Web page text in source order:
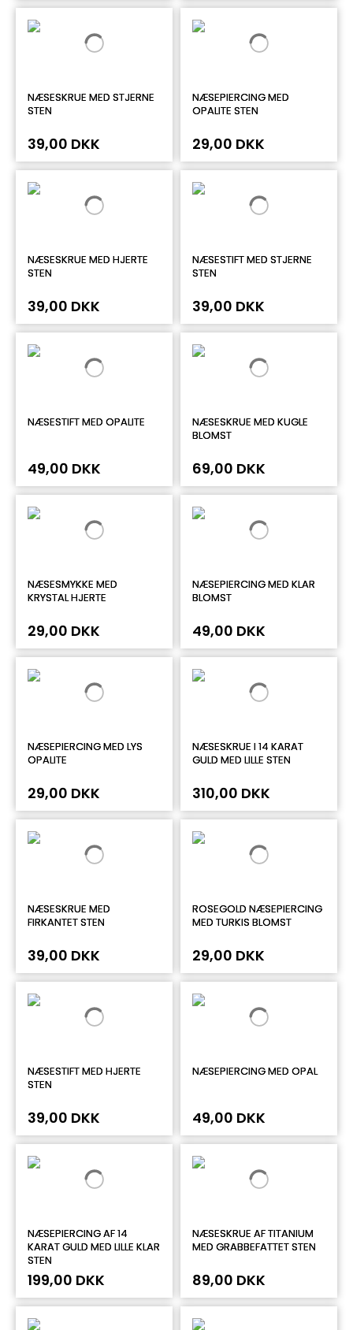
NÆSESKRUE MED STJERNE
STEN
39,00 DKK
NÆSEPIERCING MED
OPALITE STEN
29,00 DKK
NÆSESKRUE MED HJERTE
STEN
39,00 DKK
NÆSESTIFT MED STJERNE
STEN
39,00 DKK
NÆSESTIFT MED OPALITE
49,00 DKK
NÆSESKRUE MED KUGLE
BLOMST
69,00 DKK
NÆSESMYKKE MED
KRYSTAL HJERTE
29,00 DKK
NÆSEPIERCING MED KLAR
BLOMST
49,00 DKK
NÆSEPIERCING MED LYS
OPALITE
29,00 DKK
NÆSESKRUE I 14 KARAT
GULD MED LILLE STEN
310,00 DKK
NÆSESKRUE MED
FIRKANTET STEN
39,00 DKK
ROSEGOLD NÆSEPIERCING
MED TURKIS BLOMST
29,00 DKK
NÆSESTIFT MED HJERTE
STEN
39,00 DKK
NÆSEPIERCING MED OPAL
49,00 DKK
NÆSEPIERCING AF 14
KARAT GULD MED LILLE KLAR
STEN
199,00 DKK
NÆSESKRUE AF TITANIUM
MED GRABBEFATTET STEN
89,00 DKK